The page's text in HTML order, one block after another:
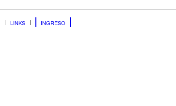
LINKS INGRESO